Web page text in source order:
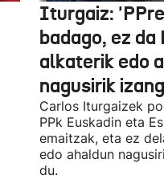
Iturgaiz:
badago, ez da
alkaterik edo
nagusirik
Carlos Iturgaizek
PPk Euskadin eta
emaitzak, eta ez
edo ahaldun
du.